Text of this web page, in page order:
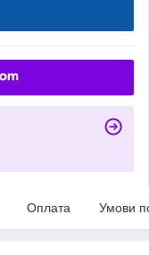
Оплата Умови